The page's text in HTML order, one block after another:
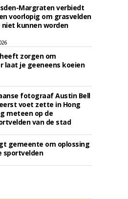
Margraten verbiedt
voorlopig om grasvelden
kunnen worden
zorgen om
laat je geeneens koeien
fotograaf Austin Bell
voet zette in Hong
meteen op de
van de stad
gemeente om oplossing
sportvelden